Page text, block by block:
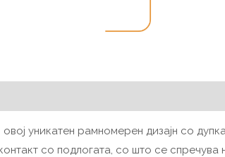
уникатен рамномерен дизајн со
со подлогата, со што се